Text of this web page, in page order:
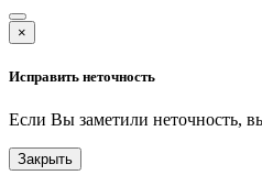
×
Исправить неточность
Если Вы заметили неточность,
Закрыть